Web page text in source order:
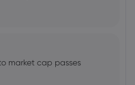
market cap passes